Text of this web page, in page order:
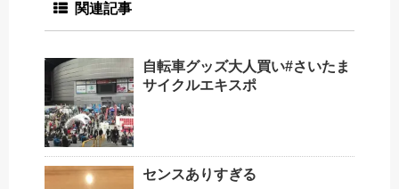
関連記事
自転車グッズ大人買い#さいたま
サイクルエキスポ
センスありすぎる